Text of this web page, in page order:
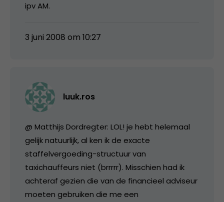
ipv AM.
3 juni 2008 om 10:27
luuk.ros
@ Matthijs Dordregter: LOL! je hebt helemaal
gelijk natuurlijk, al ken ik de exacte
staffelvergoeding-structuur van
taxichauffeurs niet (brrrrr). Misschien had ik
achteraf gezien die van de financieel adviseur
moeten gebruiken die me een